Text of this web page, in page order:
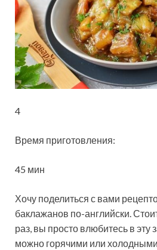
4
Время приготовления:
45 мин
Хочу поделиться с вами
баклажанов по-английски.
раз, вы просто влюбитесь в эту
можно горячими или